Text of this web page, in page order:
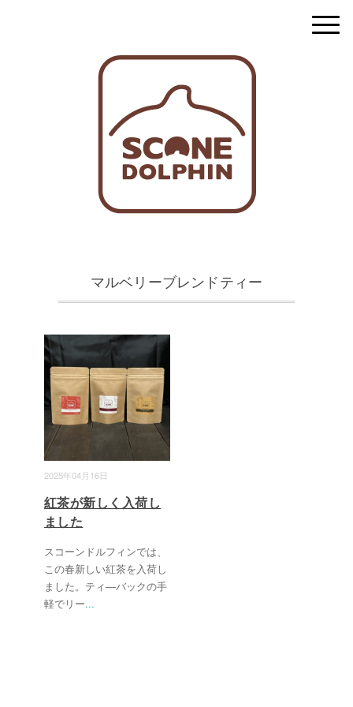
マルベリーブレンドティー
2025年04月16日
紅茶が新しく入荷し
ました
スコーンドルフィンでは、
この春新しい紅茶を入荷し
ました。ティ―バックの手
軽でリー...